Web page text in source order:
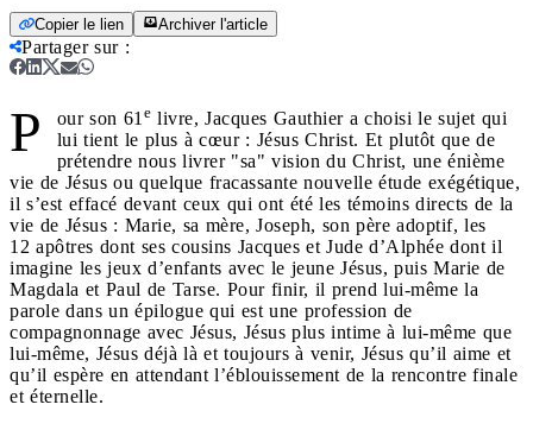
Copier le lien Archiver l'article
Partager sur:
P our son 61 e livre, Jacques Gauthier a choisi le sujet qui
lui tient le plus à cœur : Jésus Christ. Et plutôt que de
prétendre nous livrer "sa" vision du Christ, une énième
vie de Jésus ou quelque fracassante nouvelle étude exégétique,
il s’est effacé devant ceux qui ont été les témoins directs de la
vie de Jésus : Marie, sa mère, Joseph, son père adoptif, les
12 apôtres dont ses cousins Jacques et Jude d’Alphée dont il
imagine les jeux d’enfants avec le jeune Jésus, puis Marie de
Magdala et Paul de Tarse. Pour finir, il prend lui-même la
parole dans un épilogue qui est une profession de
compagnonnage avec Jésus, Jésus plus intime à lui-même que
lui-même, Jésus déjà là et toujours à venir, Jésus qu’il aime et
qu’il espère en attendant l’éblouissement de la rencontre finale
et éternelle.